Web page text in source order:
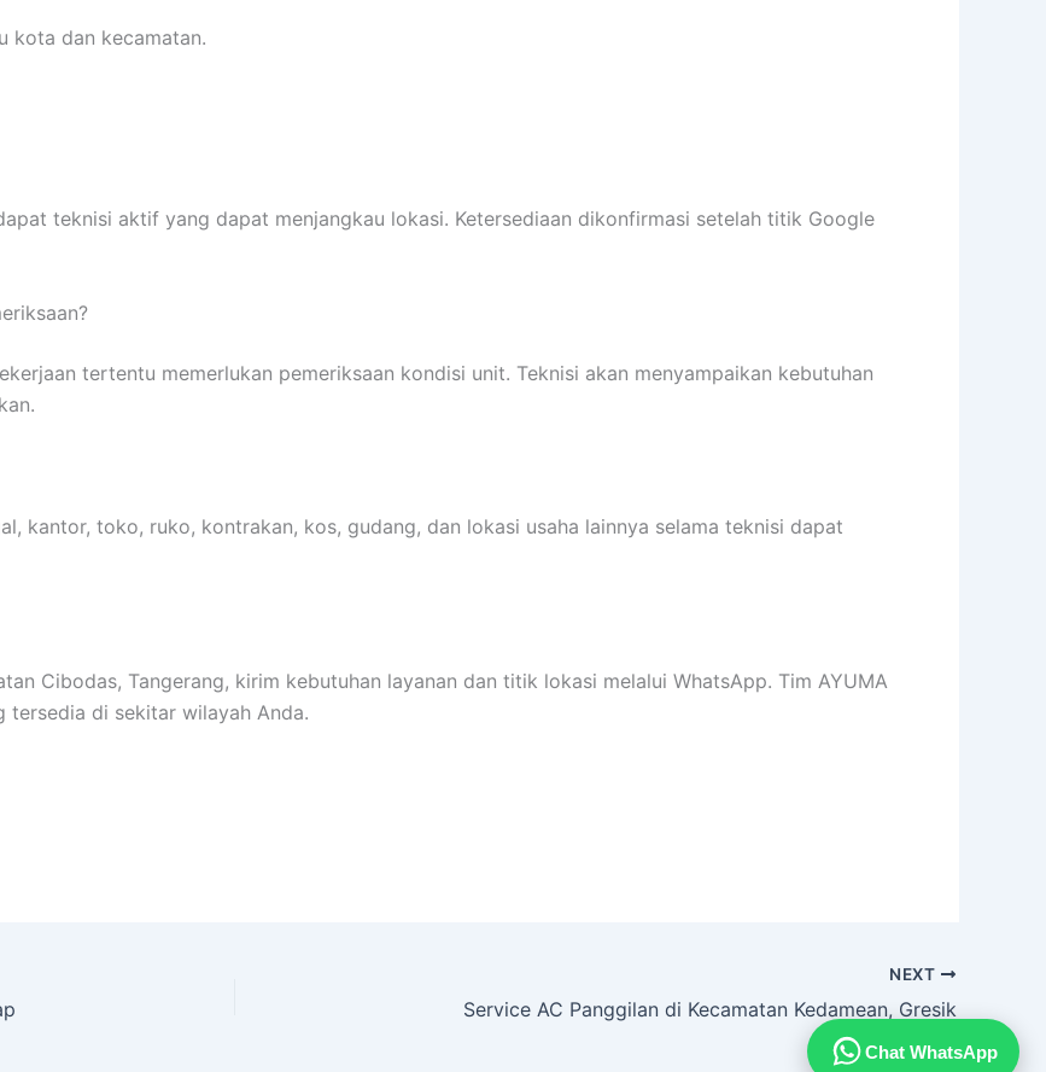
kota dan kecamatan.
teknisi aktif yang dapat menjangkau lokasi. Ketersediaan dikonfirmasi setelah titik Google
tertentu memerlukan pemeriksaan kondisi unit. Teknisi akan menyampaikan kebutuhan
kantor, toko, ruko, kontrakan, kos, gudang, dan lokasi usaha lainnya selama teknisi dapat
Cibodas, Tangerang, kirim kebutuhan layanan dan titik lokasi melalui WhatsApp. Tim AYUMA
tersedia di sekitar wilayah Anda.
NEXT
Service AC Panggilan di Kecamatan Kedamean, Gresik
Chat WhatsApp